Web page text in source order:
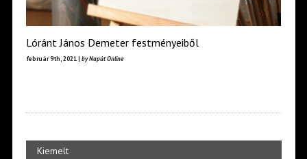
Lóránt János Demeter festményeiből
február 9th, 2021 | by Napút Online
Kiemelt